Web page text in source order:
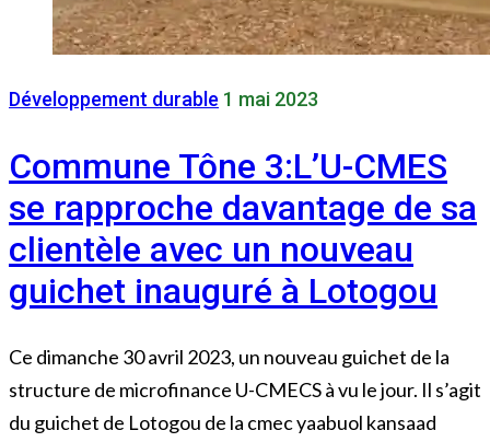
Développement durable 1 mai 2023
Commune Tône 3:L’U-CMES
se rapproche davantage de sa
clientèle avec un nouveau
guichet inauguré à Lotogou
Ce dimanche 30 avril 2023, un nouveau guichet de la
structure de microfinance U-CMECS à vu le jour. Il s’agit
du guichet de Lotogou de la cmec yaabuol kansaad